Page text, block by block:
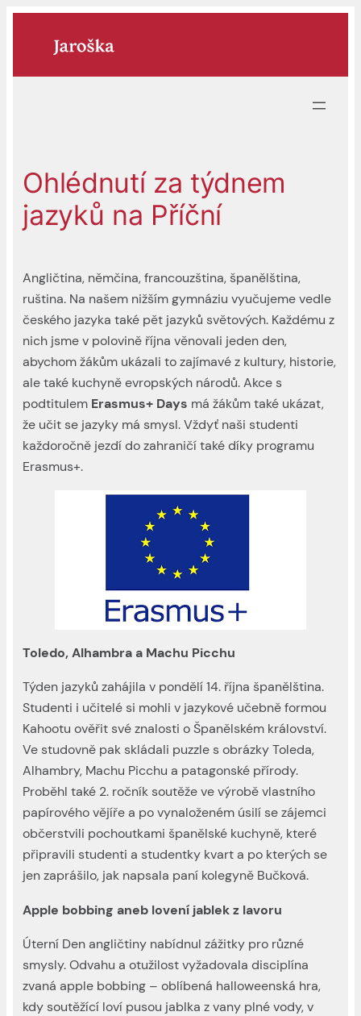
Ohlédnutí za týdnem
jazyků na Příční
Angličtina, němčina, francouzština, španělština,
ruština. Na našem nižším gymnáziu vyučujeme vedle
českého jazyka také pět jazyků světových. Každému z
nich jsme v polovině října věnovali jeden den,
abychom žákům ukázali to zajímavé z kultury, historie,
ale také kuchyně evropských národů. Akce s
podtitulem Erasmus+ Days má žákům také ukázat,
že učit se jazyky má smysl. Vždyť naši studenti
každoročně jezdí do zahraničí také díky programu
Erasmus+.
Toledo, Alhambra a Machu Picchu
Týden jazyků zahájila v pondělí 14. října španělština.
Studenti i učitelé si mohli v jazykové učebně formou
Kahootu ověřit své znalosti o Španělském království.
Ve studovně pak skládali puzzle s obrázky Toleda,
Alhambry, Machu Picchu a patagonské přírody.
Proběhl také 2. ročník soutěže ve výrobě vlastního
papírového vějíře a po vynaloženém úsilí se zájemci
občerstvili pochoutkami španělské kuchyně, které
připravili studenti a studentky kvart a po kterých se
jen zaprášilo, jak napsala paní kolegyně Bučková.
Apple bobbing aneb lovení jablek z lavoru
Úterní Den angličtiny nabídnul zážitky pro různé
smysly. Odvahu a otužilost vyžadovala disciplína
zvaná apple bobbing – oblíbená halloweenská hra,
kdy soutěžící loví pusou jablka z vany plné vody, v